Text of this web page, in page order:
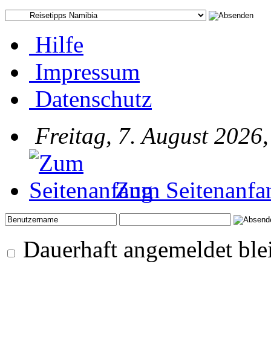
Hilfe
Impressum
Datenschutz
Freitag, 7. August
Zum
Dauerhaft angemeldet